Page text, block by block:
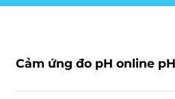
Cảm ứng đo pH online